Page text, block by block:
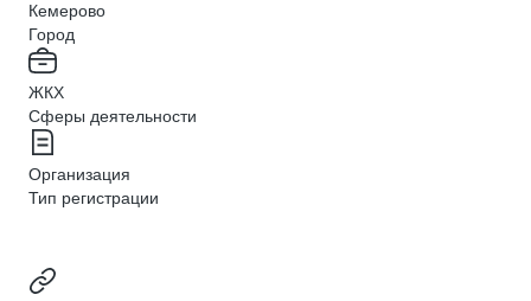
Кемерово
Город
ЖКХ
Сферы деятельности
Организация
Тип регистрации